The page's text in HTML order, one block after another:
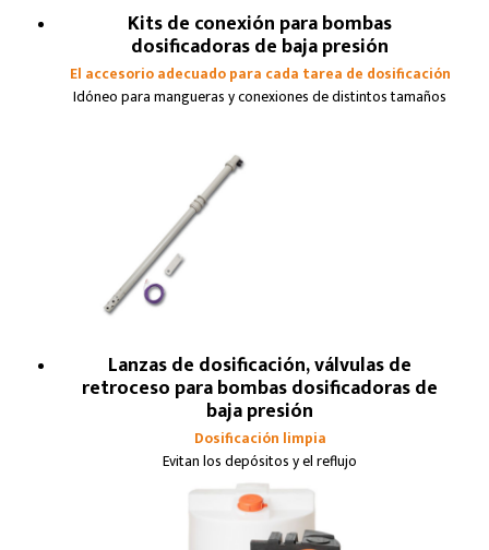
Kits de conexión para bombas
dosificadoras de baja presión
El accesorio adecuado para cada tarea de dosificación
Idóneo para mangueras y conexiones de distintos tamaños
Lanzas de dosificación, válvulas de
retroceso para bombas dosificadoras de
baja presión
Dosificación limpia
Evitan los depósitos y el reflujo